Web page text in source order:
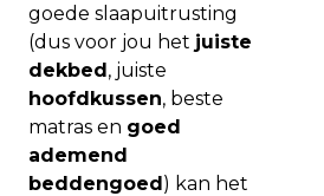
goede slaapuitrusting
(dus voor jou het juiste
dekbed, juiste
hoofdkussen, beste
matras en goed
ademend
beddengoed) kan het